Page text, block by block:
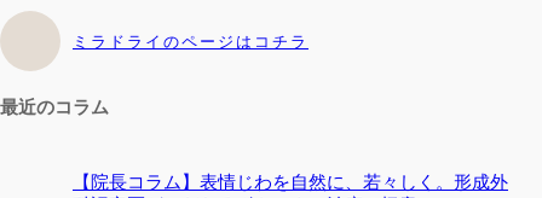
ミラドライのページはコチラ
最近のコラム
【院長コラム】表情じわを自然に、若々しく。形成外